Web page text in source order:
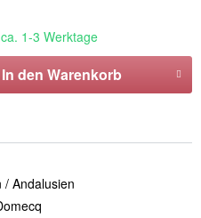
1-3 Werktage
In den Warenkorb
/ Andalusien